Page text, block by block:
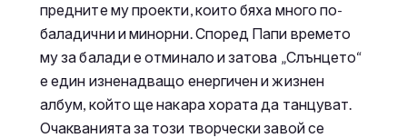
предните му проекти, които бяха много по-
баладични и минорни. Според Папи времето
му за балади е отминало и затова „Слънцето“
е един изненадващо енергичен и жизнен
албум, който ще накара хората да танцуват.
Очакванията за този творчески завой се